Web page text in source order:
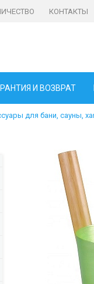
КОНТАКТЫ
И ВОЗВРАТ
для бани, сауны,